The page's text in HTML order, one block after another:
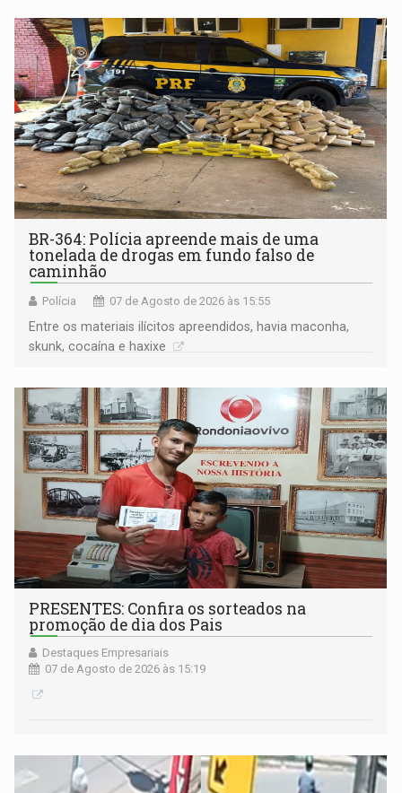
BR-364: Polícia apreende mais de uma
tonelada de drogas em fundo falso de
caminhão
Polícia 07 de Agosto de 2026 às 15:55
Entre os materiais ilícitos apreendidos, havia maconha,
skunk, cocaína e haxixe
PRESENTES: Confira os sorteados na
promoção de dia dos Pais
Destaques Empresariais
07 de Agosto de 2026 às 15:19